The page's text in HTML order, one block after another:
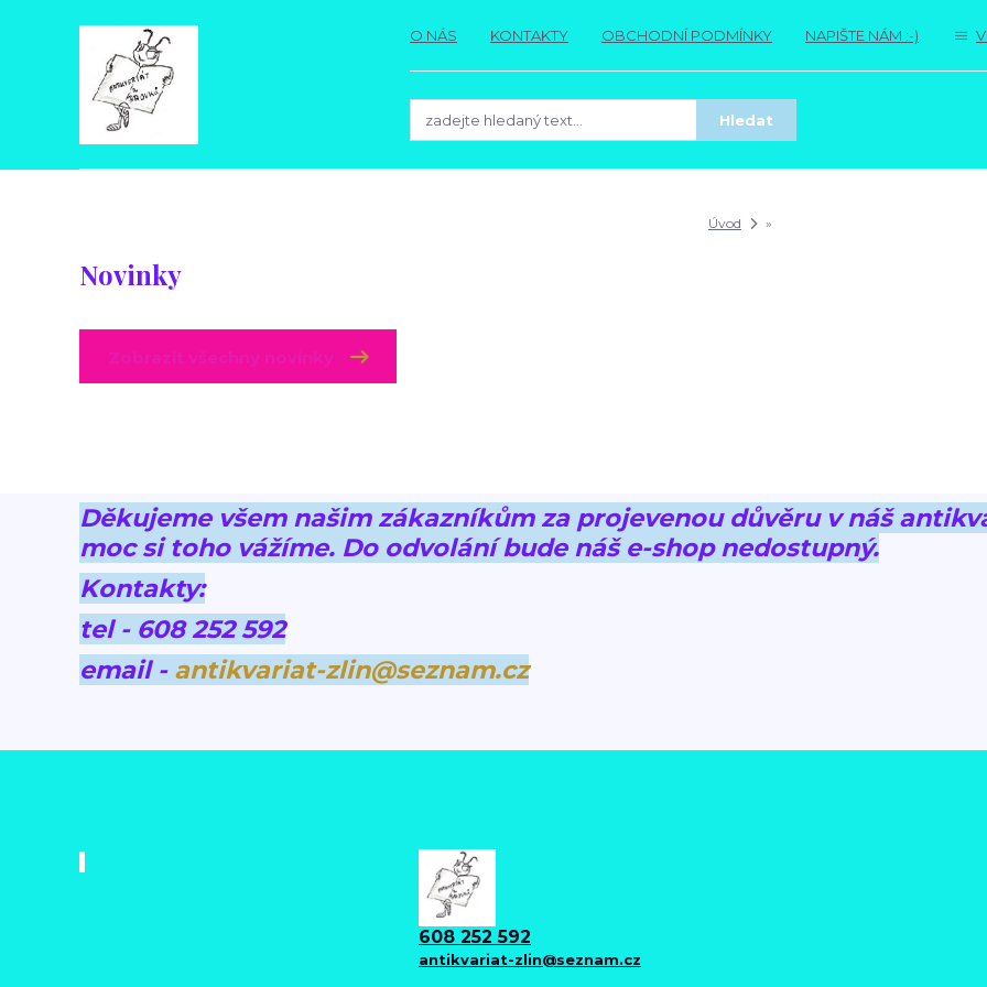
O NÁS KONTAKTY OBCHODNÍ PODMÍNKY NAPIŠTE NÁM :-)
Hledat
Úvod »
Novinky
Děkujeme všem našim zákazníkům za projevenou důvěru v náš
moc si toho vážíme. Do odvolání bude náš e-shop nedostupný.
Kontakty:
tel - 608 252 592
email - antikvariat-zlin@seznam.cz
608 252 592
antikvariat-zlin@seznam.cz